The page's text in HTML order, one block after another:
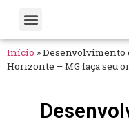
Início »Desenvolvimento
Horizonte – MG faça seu